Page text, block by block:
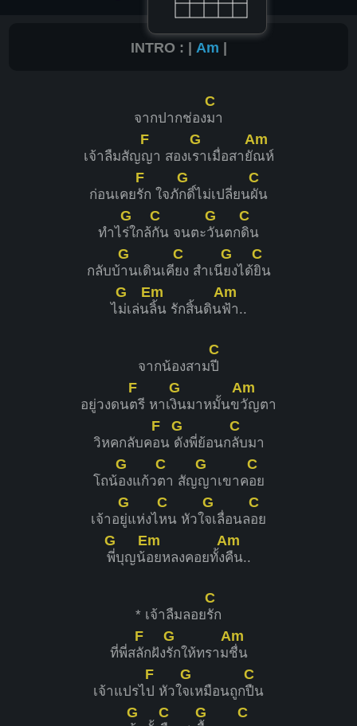
INTRO : | Am |
จากปากช่อง
C
มา
เจ้าลืมสัญ
F
ญา สองเ
G
ราเมื่อสายั
Am
ณห์
ก่อนเคย
F
รัก ใจภั
G
กดิ์ไม่เปลี่ยน
C
ผัน
ทำไ
G
ร่ใกล้
C
กัน จนตะ
G
วันตก
C
ดิน
กลับบ้
G
านเดินเคี
C
ยง สำเนี
G
ยงได้
C
ยิน
ไ
G
ม่เล่น
Em
ลิ้น รักสิ้นดิน
Am
ฟ้า..
จากน้องสาม
C
ปี
อยู่วงดน
F
ตรี หาเ
G
งินมาหมั้นข
Am
วัญตา
วิหคกลับค
F
อน
G
ดังพี่ย้อนก
C
ลับมา
โถน้
G
องแก้ว
C
ตา สัญ
G
ญาเขาค
C
อย
เจ้าอ
G
ยู่แห่งไ
C
หน หัวใ
G
จเลื่อนล
C
อย
G
พี่บุญน้
Em
อยหลงคอยทั้ง
Am
คืน..
* เจ้าลืมลอย
C
รัก
ที่พี่ส
F
ลักฝัง
G
รักให้ทราม
Am
ชื่น
เจ้าแปรไ
F
ป หัวใ
G
จเหมือนถูก
C
ปืน
G C G C